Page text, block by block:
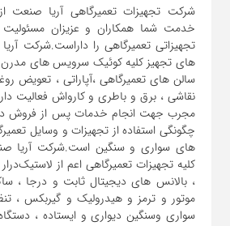
خدمت شما همکاران و عزیزان مسئولیت
تجهیزاتی تعمیرگاهی را داراست.شرکت
های تجهیز کلیه کوئیک سرویس های مدرن
سالن های تعمیرگاهی ،آپاراتی ، تعویض
نقاشی ، برق و باطری و کارواش فعالیت
مجرب جهت انجام خدمات پس از فروش
چگونگی استفاده از تجهیزات و وسایل
های سواری و سنگین است.شرکت آریا
کلیه تجهیزات تعمیرگاهی اعم از
، بالانس های دیجیتال ثابت و درجا ،
موتور و ترمز و هیدرولیک و گیربکس ،
سواری و‌سنگین دیواری و ایستاده ،